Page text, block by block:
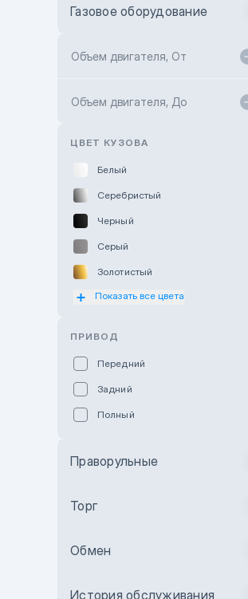
Toyota Kokshetau
Hyundai ShymCity
Газовое оборудование
Объем двигателя, От
Объем двигателя, До
ЦВЕТ КУЗОВА
Белый
Серебристый
Черный
Серый
Золотистый
Оранжевый
Бежевый
Показать все цвета
ПРИВОД
Передний
Задний
Полный
Праворульные
Торг
Обмен
История обслуживания